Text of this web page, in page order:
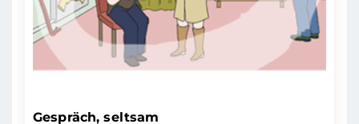
Gespräch, seltsam